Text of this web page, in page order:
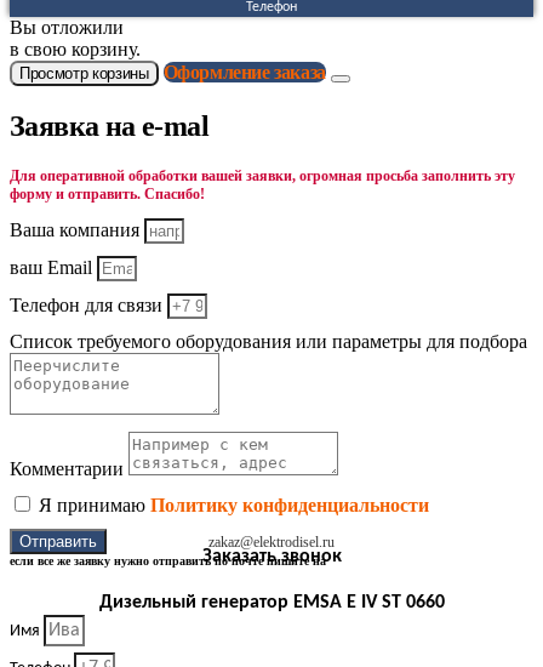
Телефон
Вы отложили
в свою корзину.
Просмотр корзины Оформление заказа
Заявка на e-mal
Для оперативной обработки вашей заявки, огромная просьба заполнить эту
форму и отправить. Спасибо!
Ваша компания
ваш Email
Телефон для связи
Список требуемого оборудования или параметры для подбора
Комментарии
Я принимаю Политику конфиденциальности
Отправить
если все же заявку нужно отправить по почте пишите на
zakaz@elektrodisel.ru
Заказать звонок
Дизельный генератор EMSA E IV ST 0660
Имя